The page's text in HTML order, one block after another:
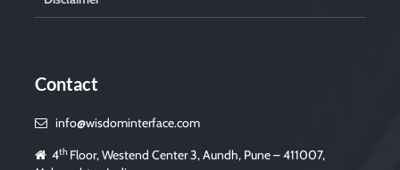
Contact
info@wisdominterface.com
4th Floor, Westend Center 3, Aundh, Pune – 411007,